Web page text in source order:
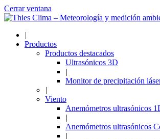
Cerrar ventana
|
Productos
Productos destacados
Ultrasónicos 3D
|
Monitor de precipitación
|
Viento
Anemómetros ultrasónicos
|
Anemómetros ultrasónicos
|